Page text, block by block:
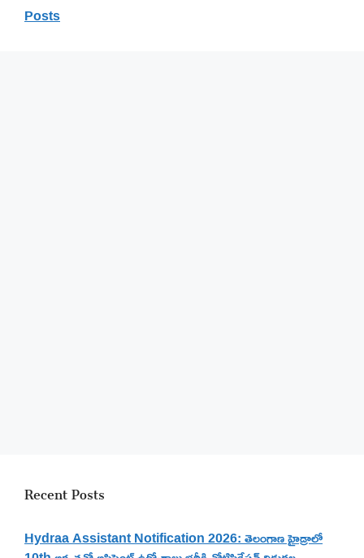
Posts
Recent Posts
Hydraa Assistant Notification 2026: తెలంగాణ హైడ్రాలో